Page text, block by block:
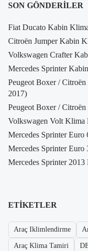
SON GÖNDERILER
Fiat Ducato Kabin
Citroën Jumper Kabin
Volkswagen Crafter
Mercedes Sprinter
Peugeot Boxer /
2017)
Peugeot Boxer /
Volkswagen Volt Klima
Mercedes Sprinter
Mercedes Sprinter
Mercedes Sprinter
ETIKETLER
Araç Iklimlendirme
Araç Klima Tamiri